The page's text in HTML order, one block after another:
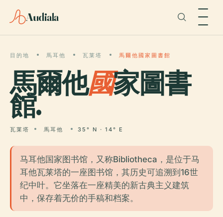
Audiala
目的地 馬耳他 瓦莱塔 馬爾他國家圖書館
馬爾他國家圖書
館.
瓦莱塔 馬耳他 35° N · 14° E
马耳他国家图书馆，又称Bibliotheca，是位于马
耳他瓦莱塔的一座图书馆，其历史可追溯到16世
纪中叶。它坐落在一座精美的新古典主义建筑
中，保存着无价的手稿和档案。